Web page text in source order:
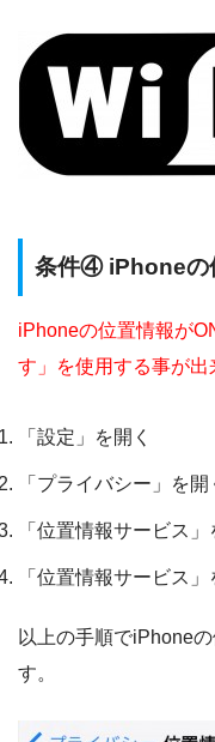
条件④ iPhoneの
iPhoneの位置情報が
す」を使用する事が出
「設定」を開く
「プライバシー」を開
「位置情報サービス」
「位置情報サービス
以上の手順でiPhone
す。